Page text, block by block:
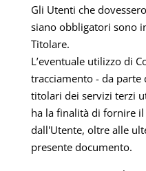
Gli Utenti che
siano obbligatori sono
Titolare.
L’eventuale utilizzo di
tracciamento - da parte
titolari dei servizi terzi
ha la finalità di fornire
dall'Utente, oltre alle
presente documento.